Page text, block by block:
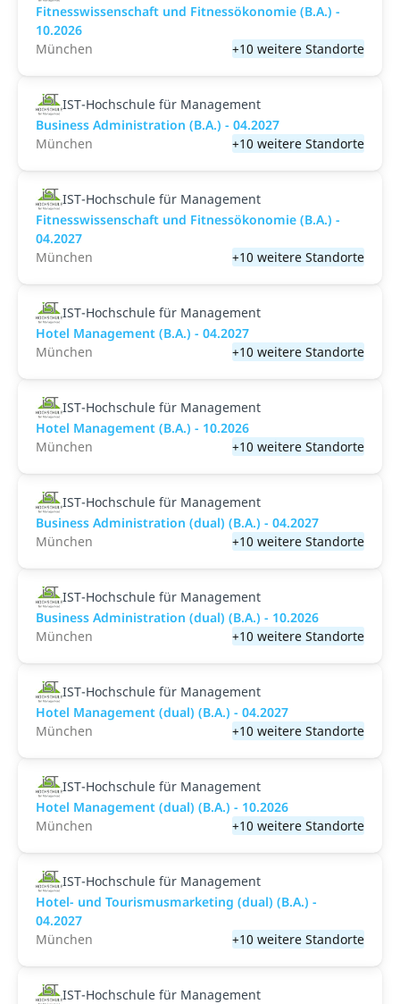
Fitnesswissenschaft und Fitnessökonomie (B.A.) -
10.2026
München
+10 weitere Standorte
IST-Hochschule für Management
Business Administration (B.A.) - 04.2027
München
+10 weitere Standorte
IST-Hochschule für Management
Fitnesswissenschaft und Fitnessökonomie (B.A.) -
04.2027
München
+10 weitere Standorte
IST-Hochschule für Management
Hotel Management (B.A.) - 04.2027
München
+10 weitere Standorte
IST-Hochschule für Management
Hotel Management (B.A.) - 10.2026
München
+10 weitere Standorte
IST-Hochschule für Management
Business Administration (dual) (B.A.) - 04.2027
München
+10 weitere Standorte
IST-Hochschule für Management
Business Administration (dual) (B.A.) - 10.2026
München
+10 weitere Standorte
IST-Hochschule für Management
Hotel Management (dual) (B.A.) - 04.2027
München
+10 weitere Standorte
IST-Hochschule für Management
Hotel Management (dual) (B.A.) - 10.2026
München
+10 weitere Standorte
IST-Hochschule für Management
Hotel- und Tourismusmarketing (dual) (B.A.) -
04.2027
München
+10 weitere Standorte
IST-Hochschule für Management